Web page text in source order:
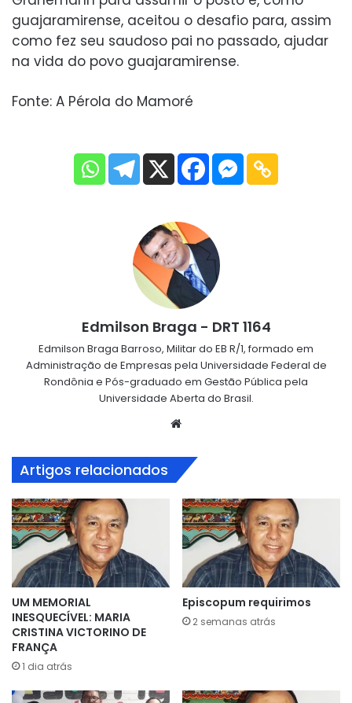
guajaramirense, aceitou o desafio para, assim
como fez seu saudoso pai no passado, ajudar
na vida do povo guajaramirense.
Fonte: A Pérola do Mamoré
Edmilson Braga - DRT 1164
Edmilson Braga Barroso, Militar do EB R/1, formado em
Administração de Empresas pela Universidade Federal de
Rondônia e Pós-graduado em Gestão Pública pela
Universidade Aberta do Brasil.
Artigos relacionados
UM MEMORIAL
INESQUECÍVEL: MARIA
CRISTINA VICTORINO DE
FRANÇA
1 dia atrás
Episcopum requirimos
2 semanas atrás